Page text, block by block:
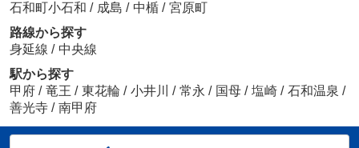
石和町小石和 / 成島 / 中楯 / 宮原町
路線から探す
身延線 / 中央線
駅から探す
甲府 / 竜王 / 東花輪 / 小井川 / 常永 / 国母 / 塩崎 / 石和温泉 /
善光寺 / 南甲府